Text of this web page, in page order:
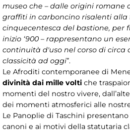
museo che – dalle origini romane
graffiti in carboncino risalenti alla
cinquecentesca del bastione, per
inizio ‘900 – rappresentano un
continuità d'uso nel corso di circa
classicità ad oggi”.
Le Afroditi contemporanee di
divinità dai mille volti che
momenti del nostro vivere,
dei momenti atmosferici alle
Le Panoplie di Taschini
canoni e ai motivi della statutaria